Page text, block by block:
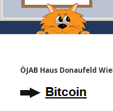
ÖJAB Haus Donaufeld